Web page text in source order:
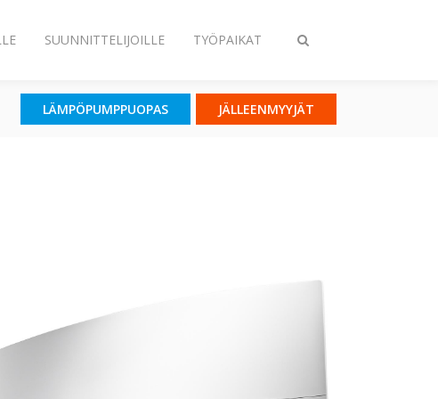
Vaihda
SUUNNITTELIJOILLE TYÖPAIKAT
LÄMPÖPUMPPUOPAS JÄLLEENMYYJÄT